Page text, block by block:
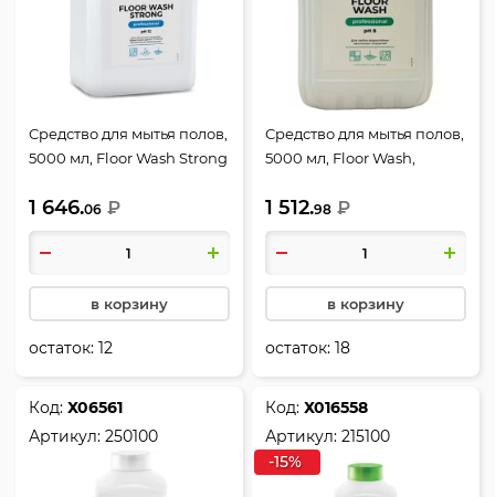
Средство для мытья полов,
5000 мл, Floor Wash Strong
1 646.06 ₽
в корзину
остаток:12
Средство для мытья полов,
5000 мл, Floor Wash,
1 512.98 ₽
в корзину
остаток:18
Код:Х06561
Артикул:250100
Код:Х016558
Артикул:215100
-15%